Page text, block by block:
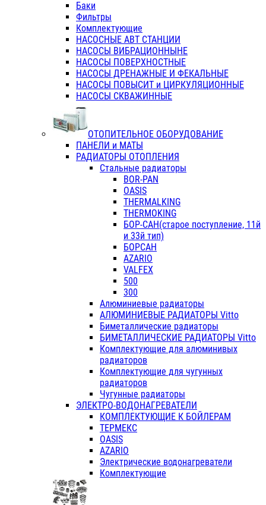
Баки
Фильтры
Комплектующие
НАСОСНЫЕ АВТ СТАНЦИИ
НАСОСЫ ВИБРАЦИОННЫНЕ
НАСОСЫ ПОВЕРХНОСТНЫЕ
НАСОСЫ ДРЕНАЖНЫЕ И ФЕКАЛЬНЫЕ
НАСОСЫ ПОВЫСИТ и ЦИРКУЛЯЦИОННЫЕ
НАСОСЫ СКВАЖИННЫЕ
ОТОПИТЕЛЬНОЕ ОБОРУДОВАНИЕ
ПАНЕЛИ и МАТЫ
РАДИАТОРЫ ОТОПЛЕНИЯ
Стальные радиаторы
BOR-PAN
OASIS
THERMALKING
THERMOKING
БОР-САН(старое поступление, 11й
и 33й тип)
БОРСАН
AZARIO
VALFEX
500
300
Алюминиевые радиаторы
АЛЮМИНИЕВЫЕ РАДИАТОРЫ Vitto
Биметаллические радиаторы
БИМЕТАЛЛИЧЕСКИЕ РАДИАТОРЫ Vitto
Комплектующие для алюминивых
радиаторов
Комплектующие для чугунных
радиаторов
Чугунные радиаторы
ЭЛЕКТРО-ВОДОНАГРЕВАТЕЛИ
КОМПЛЕКТУЮЩИЕ К БОЙЛЕРАМ
ТЕРМЕКС
OASIS
AZARIO
Электрические водонагреватели
Комплектующие